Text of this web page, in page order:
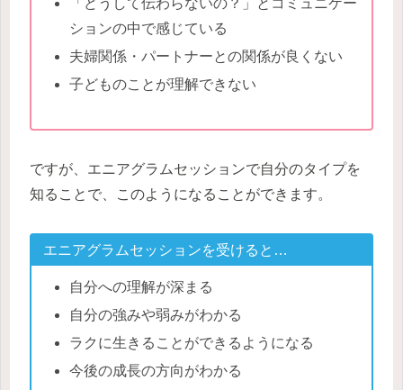
ションの中で感じている
夫婦関係・パートナーとの関係が良くない
子どものことが理解できない
ですが、エニアグラムセッションで自分のタイプを
知ることで、このようになることができます。
エニアグラムセッションを受けると…
自分への理解が深まる
自分の強みや弱みがわかる
ラクに生きることができるようになる
今後の成長の方向がわかる